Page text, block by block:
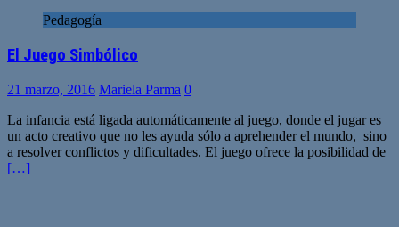
Pedagogía
El Juego Simbólico
21 marzo, 2016 Mariela Parma 0
La infancia está ligada automáticamente al juego, donde el jugar es
un acto creativo que no les ayuda sólo a aprehender el mundo, sino
a resolver conflictos y dificultades. El juego ofrece la posibilidad de
[…]